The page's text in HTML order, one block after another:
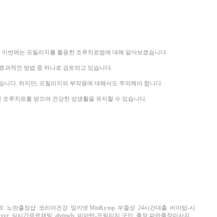
번에는 프릴리지를 활용한 조루치료법에 대해 알아보겠습니다.
과적인 방법 중 하나로 검토되고 있습니다.
다. 하지만, 프릴리지의 부작용에 대해서도 주의해야 합니다.
루치료를 받으며 건강한 성생활을 유지할 수 있습니다.
노란출장샵 코리아건강 밍키넷 MinKy.top 우즐성 24시간대출 비아탑-시
실시간무료채팅 alvmwls 비아탑-프릴리지 구입
출장 파란출장마사지